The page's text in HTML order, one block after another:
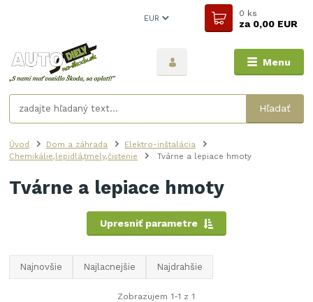
Menu
EUR
Hľadať
0 ks
za0,00 EUR
Úvod Dom a záhrada
Elektro-inštalácia
Chemikálie,lepidlá,tmely,čistenie
Tvárne a lepiace hmoty
Tvárne a lepiace hmoty
Upresniť parametre
Najnovšie Najlacnejšie Najdrahšie
Zobrazujem 1-1 z 1